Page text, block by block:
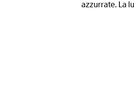
azzurrate. La